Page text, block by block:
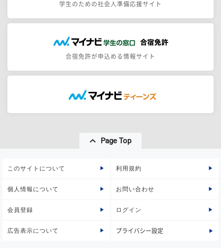
学生のための社会人準備応援サイト
合宿免許が申込める情報サイト
Page Top
このサイトについて 利用規約
個人情報について お問い合わせ
会員登録 ログイン
広告表示について プライバシー設定